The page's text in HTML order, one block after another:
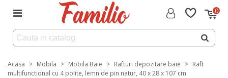
0
Acasa > Mobila > Mobila Baie > Rafturi depozitare baie > Raft
multifunctional cu 4 polite, lemn de pin natur, 40 x 28 x 107 cm